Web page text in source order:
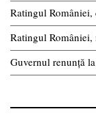
Ratingul
Ratingul
Guvernul renunță